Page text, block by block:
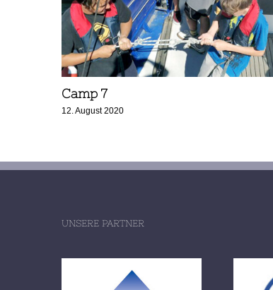
Camp 7
12. August 2020
UNSERE PARTNER